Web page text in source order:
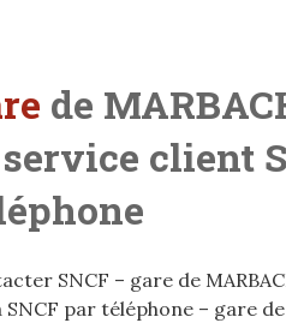
de
client
SNCF – gare de
SNCF par téléphone – gare de